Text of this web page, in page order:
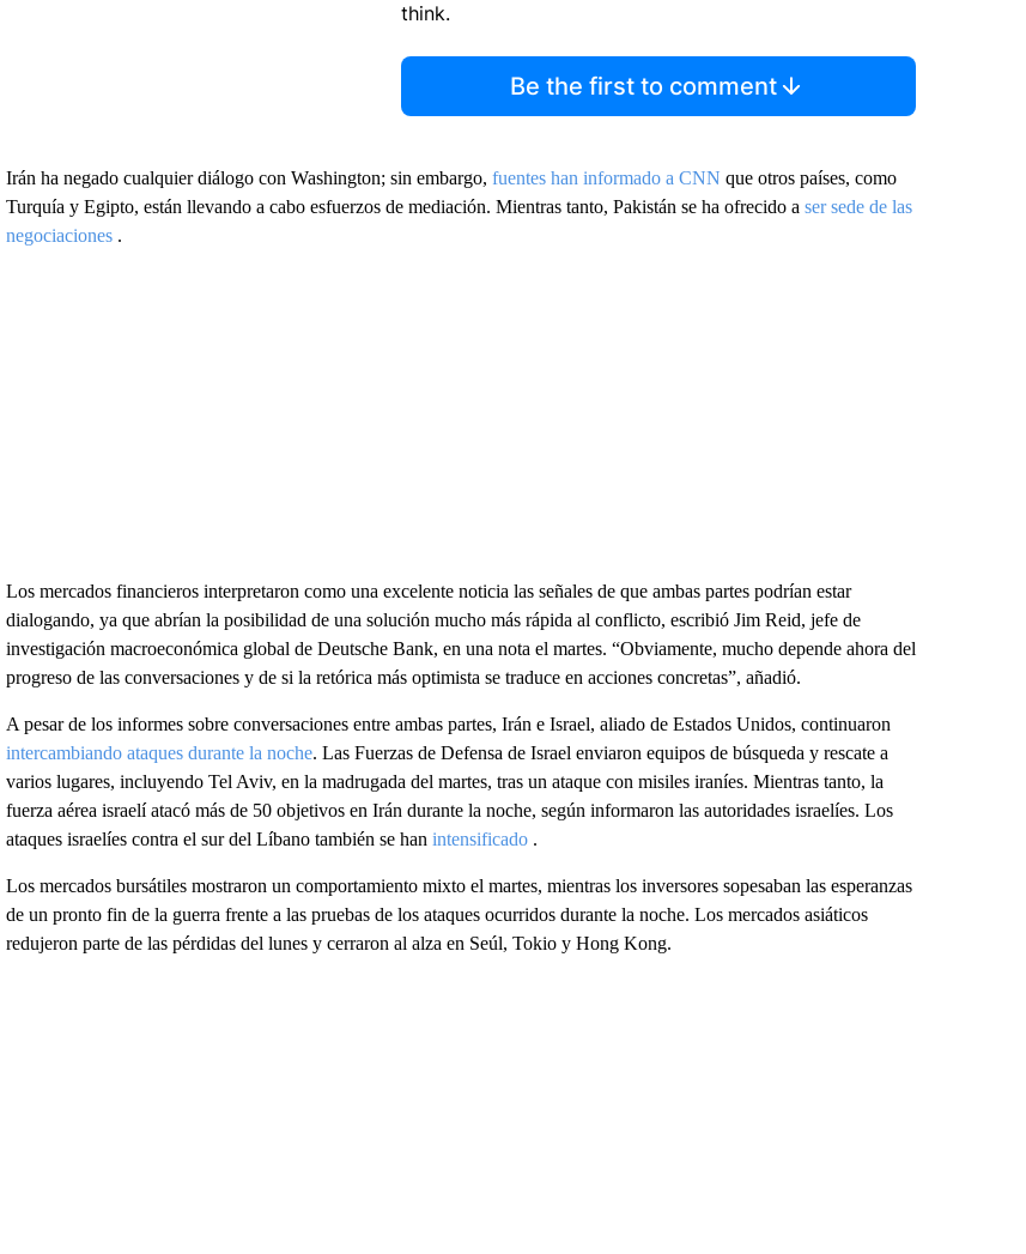
think.
Be the first to comment
Irán ha negado cualquier diálogo con Washington; sin embargo, fuentes han informado a CNN que otros países, como
Turquía y Egipto, están llevando a cabo esfuerzos de mediación. Mientras tanto, Pakistán se ha ofrecido a ser sede de las
negociaciones.
Los mercados financieros interpretaron como una excelente noticia las señales de que ambas partes podrían estar
dialogando, ya que abrían la posibilidad de una solución mucho más rápida al conflicto, escribió Jim Reid, jefe de
investigación macroeconómica global de Deutsche Bank, en una nota el martes. “Obviamente, mucho depende ahora del
progreso de las conversaciones y de si la retórica más optimista se traduce en acciones concretas”, añadió.
A pesar de los informes sobre conversaciones entre ambas partes, Irán e Israel, aliado de Estados Unidos, continuaron
intercambiando ataques durante la noche. Las Fuerzas de Defensa de Israel enviaron equipos de búsqueda y rescate a
varios lugares, incluyendo Tel Aviv, en la madrugada del martes, tras un ataque con misiles iraníes. Mientras tanto, la
fuerza aérea israelí atacó más de 50 objetivos en Irán durante la noche, según informaron las autoridades israelíes. Los
ataques israelíes contra el sur del Líbano también se han intensificado.
Los mercados bursátiles mostraron un comportamiento mixto el martes, mientras los inversores sopesaban las esperanzas
de un pronto fin de la guerra frente a las pruebas de los ataques ocurridos durante la noche. Los mercados asiáticos
redujeron parte de las pérdidas del lunes y cerraron al alza en Seúl, Tokio y Hong Kong.